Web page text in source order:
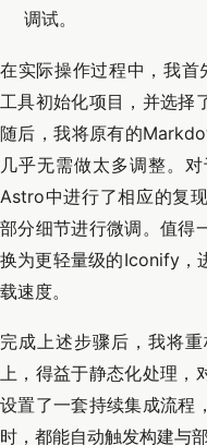
调试。
在实际操作过程中，我
工具初始化项目，并选择
随后，我将原有的
几乎无需做太多调整。
Astro中进行了相应的复
部分细节进行微调。值得
换为更轻量级的Iconify，
载速度。
完成上述步骤后，我将
上，得益于静态化处理，
设置了一套持续集成流程
时，都能自动触发构建与